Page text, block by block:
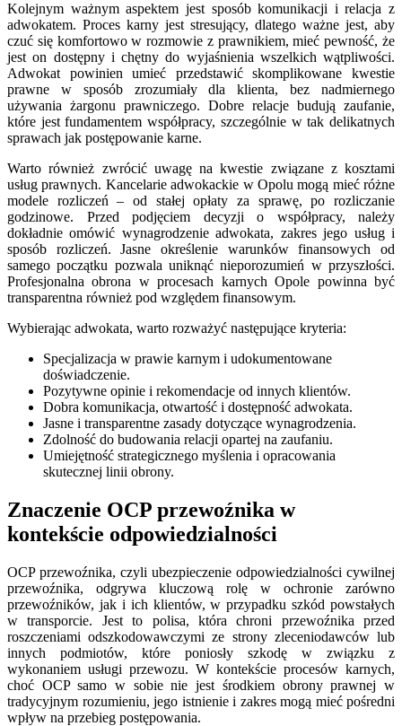
Kolejnym ważnym aspektem jest sposób komunikacji i relacja z
adwokatem. Proces karny jest stresujący, dlatego ważne jest, aby
czuć się komfortowo w rozmowie z prawnikiem, mieć pewność, że
jest on dostępny i chętny do wyjaśnienia wszelkich wątpliwości.
Adwokat powinien umieć przedstawić skomplikowane kwestie
prawne w sposób zrozumiały dla klienta, bez nadmiernego
używania żargonu prawniczego. Dobre relacje budują zaufanie,
które jest fundamentem współpracy, szczególnie w tak delikatnych
sprawach jak postępowanie karne.
Warto również zwrócić uwagę na kwestie związane z kosztami
usług prawnych. Kancelarie adwokackie w Opolu mogą mieć różne
modele rozliczeń – od stałej opłaty za sprawę, po rozliczanie
godzinowe. Przed podjęciem decyzji o współpracy, należy
dokładnie omówić wynagrodzenie adwokata, zakres jego usług i
sposób rozliczeń. Jasne określenie warunków finansowych od
samego początku pozwala uniknąć nieporozumień w przyszłości.
Profesjonalna obrona w procesach karnych Opole powinna być
transparentna również pod względem finansowym.
Wybierając adwokata, warto rozważyć następujące kryteria:
Specjalizacja w prawie karnym i udokumentowane
doświadczenie.
Pozytywne opinie i rekomendacje od innych klientów.
Dobra komunikacja, otwartość i dostępność adwokata.
Jasne i transparentne zasady dotyczące wynagrodzenia.
Zdolność do budowania relacji opartej na zaufaniu.
Umiejętność strategicznego myślenia i opracowania
skutecznej linii obrony.
Znaczenie OCP przewoźnika w
kontekście odpowiedzialności
OCP przewoźnika, czyli ubezpieczenie odpowiedzialności cywilnej
przewoźnika, odgrywa kluczową rolę w ochronie zarówno
przewoźników, jak i ich klientów, w przypadku szkód powstałych
w transporcie. Jest to polisa, która chroni przewoźnika przed
roszczeniami odszkodowawczymi ze strony zleceniodawców lub
innych podmiotów, które poniosły szkodę w związku z
wykonaniem usługi przewozu. W kontekście procesów karnych,
choć OCP samo w sobie nie jest środkiem obrony prawnej w
tradycyjnym rozumieniu, jego istnienie i zakres mogą mieć pośredni
wpływ na przebieg postępowania.